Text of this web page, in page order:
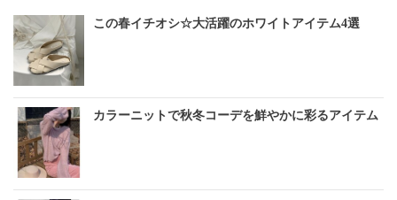
この春イチオシ☆大活躍のホワイトアイテム4選
カラーニットで秋冬コーデを鮮やかに彩るアイテム